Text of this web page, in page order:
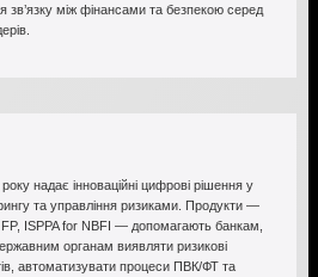
зв’язку між фінансами та безпекою серед
надає інноваційні цифрові рішення у
та управління ризиками. Продукти —
ISPPA for NBFI — допомагають банкам,
органам виявляти ризикові
автоматизувати процеси ПВК/ФТ та